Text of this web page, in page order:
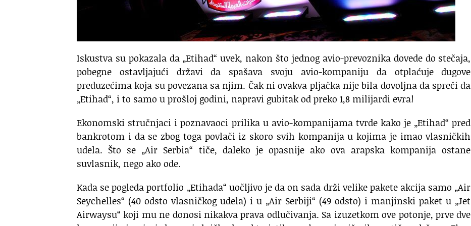
Iskustva su pokazala da „Etihad“ uvek, nakon što jednog avio-prevoznika dovede do stečaja,
pobegne ostavljajući državi da spašava svoju avio-kompaniju da otplaćuje dugove
preduzećima koja su povezana sa njim. Čak ni ovakva pljačka nije bila dovoljna da spreči da
„Etihad“, i to samo u prošloj godini, napravi gubitak od preko 1,8 milijardi evra!
Ekonomski stručnjaci i poznavaoci prilika u avio-kompanijama tvrde kako je „Etihad“ pred
bankrotom i da se zbog toga povlači iz skoro svih kompanija u kojima je imao vlasničkih
udela. Što se „Air Serbia“ tiče, daleko je opasnije ako ova arapska kompanija ostane
suvlasnik, nego ako ode.
Kada se pogleda portfolio „Etihada“ uočljivo je da on sada drži velike pakete akcija samo „Air
Seychelles“ (40 odsto vlasničkog udela) i u „Air Serbiji“ (49 odsto) i manjinski paket u „Jet
Airwaysu“ koji mu ne donosi nikakva prava odlučivanja. Sa izuzetkom ove potonje, prve dve